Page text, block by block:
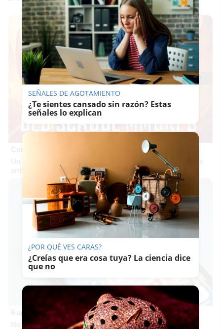
Un verdadero MMORPG de la vieja escuela ¡Cómo los de
antes, pero mejor!
9 apps que valen oro
No son populares, pero sí extraordinariamente útiles
SEÑALES DE AGOTAMIENTO
¿Te sientes cansado sin razón? Estas
señales lo explican
¿POR QUÉ VES CARAS?
¿Creías que era cosa tuya? La ciencia dice
que no